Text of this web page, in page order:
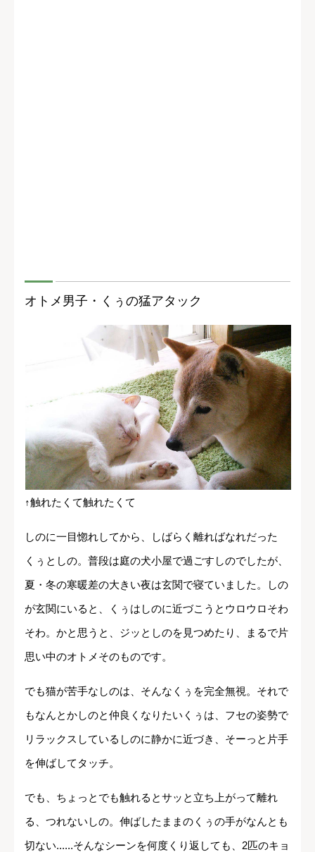
オトメ男子・くぅの猛アタック
↑触れたくて触れたくて
しのに一目惚れしてから、しばらく離ればなれだった
くぅとしの。普段は庭の犬小屋で過ごすしのでしたが、
夏・冬の寒暖差の大きい夜は玄関で寝ていました。しの
が玄関にいると、くぅはしのに近づこうとウロウロそわ
そわ。かと思うと、ジッとしのを見つめたり、まるで片
思い中のオトメそのものです。
でも猫が苦手なしのは、そんなくぅを完全無視。それで
もなんとかしのと仲良くなりたいくぅは、フセの姿勢で
リラックスしているしのに静かに近づき、そーっと片手
を伸ばしてタッチ。
でも、ちょっとでも触れるとサッと立ち上がって離れ
る、つれないしの。伸ばしたままのくぅの手がなんとも
切ない......そんなシーンを何度くり返しても、2匹のキョ